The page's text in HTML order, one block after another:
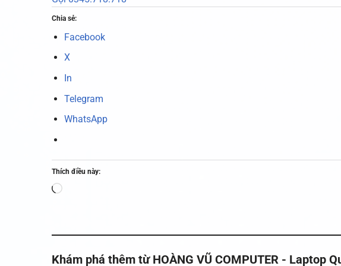
Chia sẻ:
Facebook
X
In
Telegram
WhatsApp
Thích điều này:
Đang
Khám phá thêm từ HOÀNG VŨ COMPUTER - Laptop